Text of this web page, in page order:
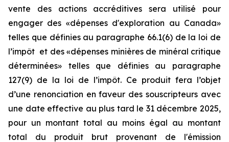
vente des actions accréditives sera utilisé pour
engager des «dépenses d'exploration au Canada»
telles que définies au paragraphe 66.1(6) de la loi de
l’impôt et des «dépenses minières de minéral critique
déterminées» telles que définies au paragraphe
127(9) de la loi de l’impôt. Ce produit fera l’objet
d’une renonciation en faveur des souscripteurs avec
une date effective au plus tard le 31 décembre 2025,
pour un montant total au moins égal au montant
total du produit brut provenant de l'émission